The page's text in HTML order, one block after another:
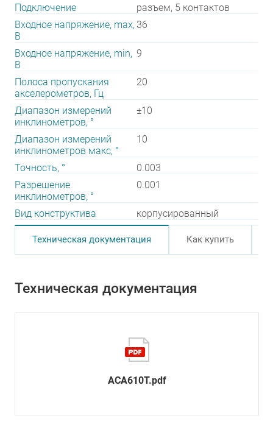
Подключение
разъем, 5 контактов
Входное напряжение, max,
В
36
Входное напряжение, min,
В
9
Полоса пропускания
акселерометров, Гц
20
Диапазон измерений
инклинометров, °
±10
Диапазон измерений
инклинометров макс, °
10
Точность, °
0.003
Разрешение
инклинометров, °
0.001
Вид конструктива корпусированный
Техническая документация Как купить
Техническая документация
ACA610T.pdf